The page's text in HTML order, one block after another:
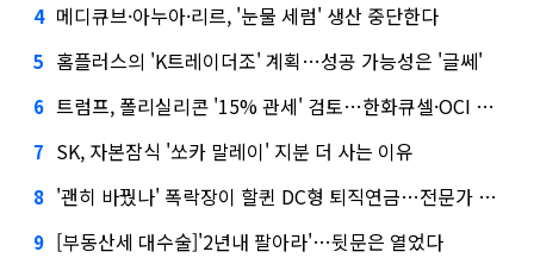
4 메디큐브·아누아·리르, '눈물 세럼' 생산 중단한다
5 홈플러스의 'K트레이더조' 계획…성공 가능성은 '글쎄'
6 트럼프, 폴리실리콘 '15% 관세' 검토…한화큐셀·OCI 영향은?
7 SK, 자본잠식 '쏘카 말레이' 지분 더 사는 이유
8 '괜히 바꿨나' 폭락장이 할퀸 DC형 퇴직연금…전문가 조언은
9 [부동산세 대수술]'2년내 팔아라'…뒷문은 열었다